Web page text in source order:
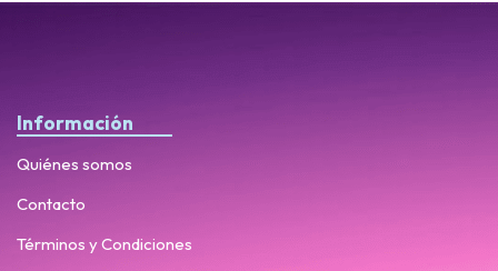
Información
Quiénes somos
Contacto
Términos y Condiciones